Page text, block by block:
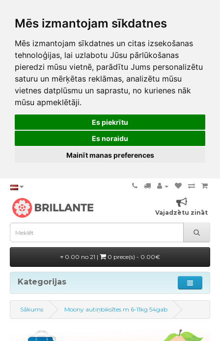
Mēs izmantojam sīkdatnes
Mēs izmantojam sīkdatnes un citas izsekošanas
tehnoloģijas, lai uzlabotu Jūsu pārlūkošanas
pieredzi mūsu vietnē, parādītu Jums personalizētu
saturu un mērķētas reklāmas, analizētu mūsu
vietnes datplūsmu un saprastu, no kurienes nāk
mūsu apmeklētāji.
Es piekrītu
Es noraidu
Mainīt manas preferences
Vajadzētu zināt
0.00 no 21 | 0 prece(s) - 0.00€
Kategorijas
Sākums Moony autiņbiksītes m 6-11kg 54gab